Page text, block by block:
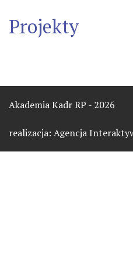
Projekty
Akademia Kadr RP - 2026
realizacja: Agencja